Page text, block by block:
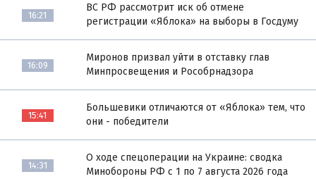
16:21
ВС РФ рассмотрит иск об отмене
регистрации «Яблока» на выборы в Госдуму
16:09
Миронов призвал уйти в отставку глав
Минпросвещения и Рособрнадзора
15:41
Большевики отличаются от «Яблока» тем, что
они - победители
14:31
О ходе спецоперации на Украине: сводка
Минобороны РФ с 1 по 7 августа 2026 года